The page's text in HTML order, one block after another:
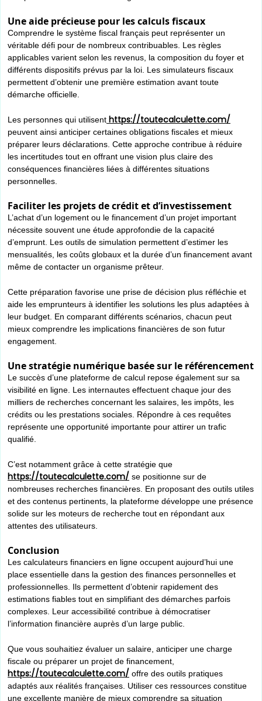
Une aide précieuse pour les calculs fiscaux
Comprendre le système fiscal français peut représenter un
véritable défi pour de nombreux contribuables. Les règles
applicables varient selon les revenus, la composition du foyer et
différents dispositifs prévus par la loi. Les simulateurs fiscaux
permettent d’obtenir une première estimation avant toute
démarche officielle.
Les personnes qui utilisent https://toutecalculette.com/
peuvent ainsi anticiper certaines obligations fiscales et mieux
préparer leurs déclarations. Cette approche contribue à réduire
les incertitudes tout en offrant une vision plus claire des
conséquences financières liées à différentes situations
personnelles.
Faciliter les projets de crédit et d’investissement
L’achat d’un logement ou le financement d’un projet important
nécessite souvent une étude approfondie de la capacité
d’emprunt. Les outils de simulation permettent d’estimer les
mensualités, les coûts globaux et la durée d’un financement avant
même de contacter un organisme prêteur.
Cette préparation favorise une prise de décision plus réfléchie et
aide les emprunteurs à identifier les solutions les plus adaptées à
leur budget. En comparant différents scénarios, chacun peut
mieux comprendre les implications financières de son futur
engagement.
Une stratégie numérique basée sur le référencement
Le succès d’une plateforme de calcul repose également sur sa
visibilité en ligne. Les internautes effectuent chaque jour des
milliers de recherches concernant les salaires, les impôts, les
crédits ou les prestations sociales. Répondre à ces requêtes
représente une opportunité importante pour attirer un trafic
qualifié.
C’est notamment grâce à cette stratégie que
https://toutecalculette.com/ se positionne sur de
nombreuses recherches financières. En proposant des outils utiles
et des contenus pertinents, la plateforme développe une présence
solide sur les moteurs de recherche tout en répondant aux
attentes des utilisateurs.
Conclusion
Les calculateurs financiers en ligne occupent aujourd’hui une
place essentielle dans la gestion des finances personnelles et
professionnelles. Ils permettent d’obtenir rapidement des
estimations fiables tout en simplifiant des démarches parfois
complexes. Leur accessibilité contribue à démocratiser
l’information financière auprès d’un large public.
Que vous souhaitiez évaluer un salaire, anticiper une charge
fiscale ou préparer un projet de financement,
https://toutecalculette.com/ offre des outils pratiques
adaptés aux réalités françaises. Utiliser ces ressources constitue
une excellente manière de mieux comprendre sa situation